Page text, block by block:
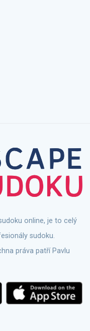
sudoku.
práva patří Pavlu